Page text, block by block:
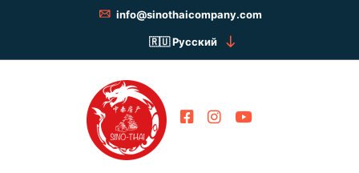
info@sinothaicompany.com
Русский